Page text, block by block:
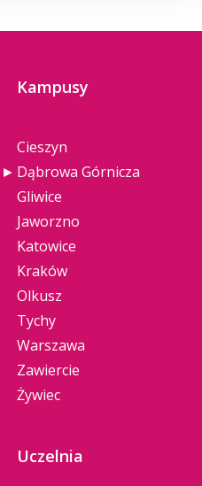
Kampusy
Cieszyn
Dąbrowa Górnicza
Gliwice
Jaworzno
Katowice
Kraków
Olkusz
Tychy
Warszawa
Zawiercie
Żywiec
Uczelnia